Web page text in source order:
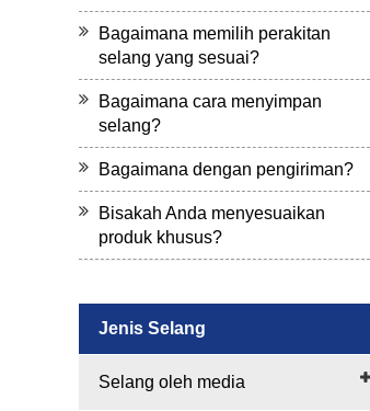
Bagaimana memilih perakitan
selang yang sesuai?
Bagaimana cara menyimpan
selang?
Bagaimana dengan pengiriman?
Bisakah Anda menyesuaikan
produk khusus?
Jenis Selang
Selang oleh media